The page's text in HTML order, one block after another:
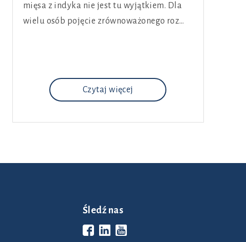
mięsa z indyka nie jest tu wyjątkiem. Dla
wielu osób pojęcie zrównoważonego roz…
Czytaj więcej
Śledź nas